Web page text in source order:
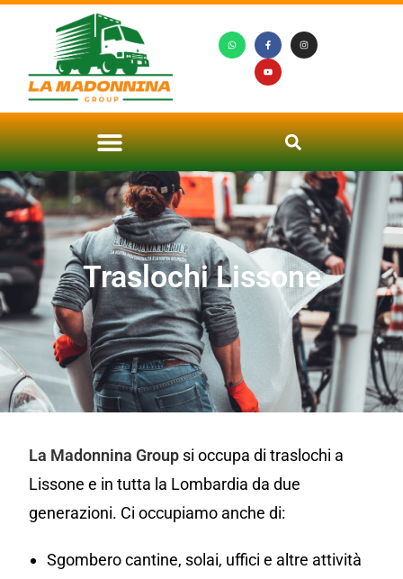
Traslochi Lissone
La Madonnina Group si occupa di traslochi a
Lissone e in tutta la Lombardia da due
generazioni. Ci occupiamo anche di:
Sgombero cantine, solai, uffici e altre attività